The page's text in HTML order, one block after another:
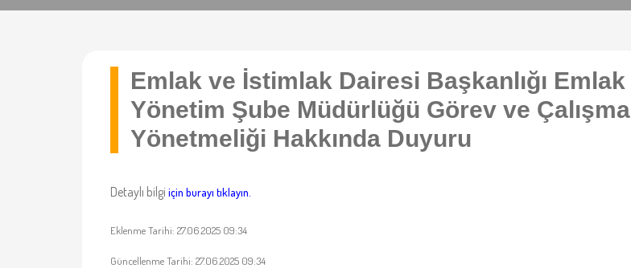
Emlak ve İstimlak Dairesi Başkanlığı Emlak
Yönetim Şube Müdürlüğü Görev ve Çalışma
Yönetmeliği Hakkında Duyuru
Detaylı bilgi için burayı tıklayın.
Eklenme Tarihi: 27.06.2025 09:34
Güncellenme Tarihi: 27.06.2025 09:34